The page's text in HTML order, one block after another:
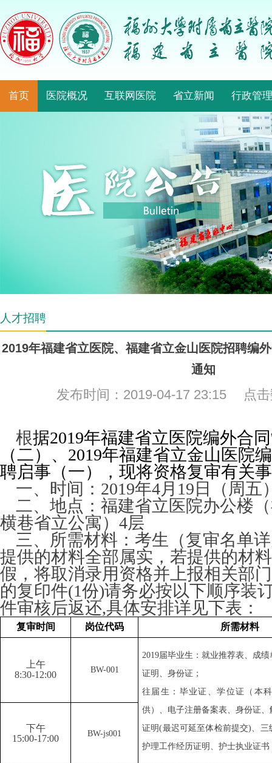
首页 医院概况 互联网医院 省立新闻 行政管理
人才招聘
2019年福建省立医院、福建省立金山医院招聘编
通知
发布时间：2019-04-17 23:15 点
根据2019年福建省立医院编外合
（二）、2019年福建省立金山医院
聘启事（一），现将资格复审有关
一、时间：2019年4月19日（周五
二、地点：福建省立医院办公楼
横巷省立公寓）4层
三、所需材料：考生（复审名单
提供的材料全部属实，若提供的材
假，将取消录用资格并上报相关部
的复印件(1份)请务必按以下顺序装
件审核后返还,具体安排详见下表：
复审时间 岗位代码 所需材料
上午
8:30-12:00
BW-001
2019届毕业生：就业推荐表、成
证明、身份证；
往届生：毕业证、学位证（本
供）、电子注册备案表、身份证
证明(最迟可延至体检前提交)、三
护理工作经历证明、护士执业证书
下午
15:00-17:00
BW-js001